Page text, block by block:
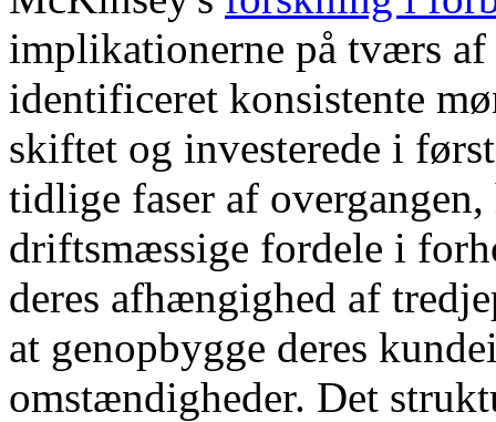
implikationerne på tværs
identificeret konsistente
skiftet og investerede i
tidlige faser af
driftsmæssige fordele i
deres afhængighed af
at genopbygge deres
omstændigheder. Det